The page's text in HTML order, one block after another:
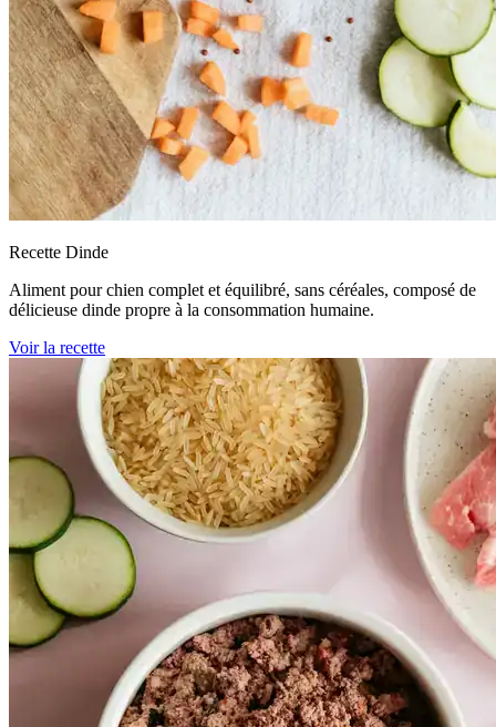
Recette Dinde
Aliment pour chien complet et équilibré, sans céréales, composé de
délicieuse dinde propre à la consommation humaine.
Voir la recette